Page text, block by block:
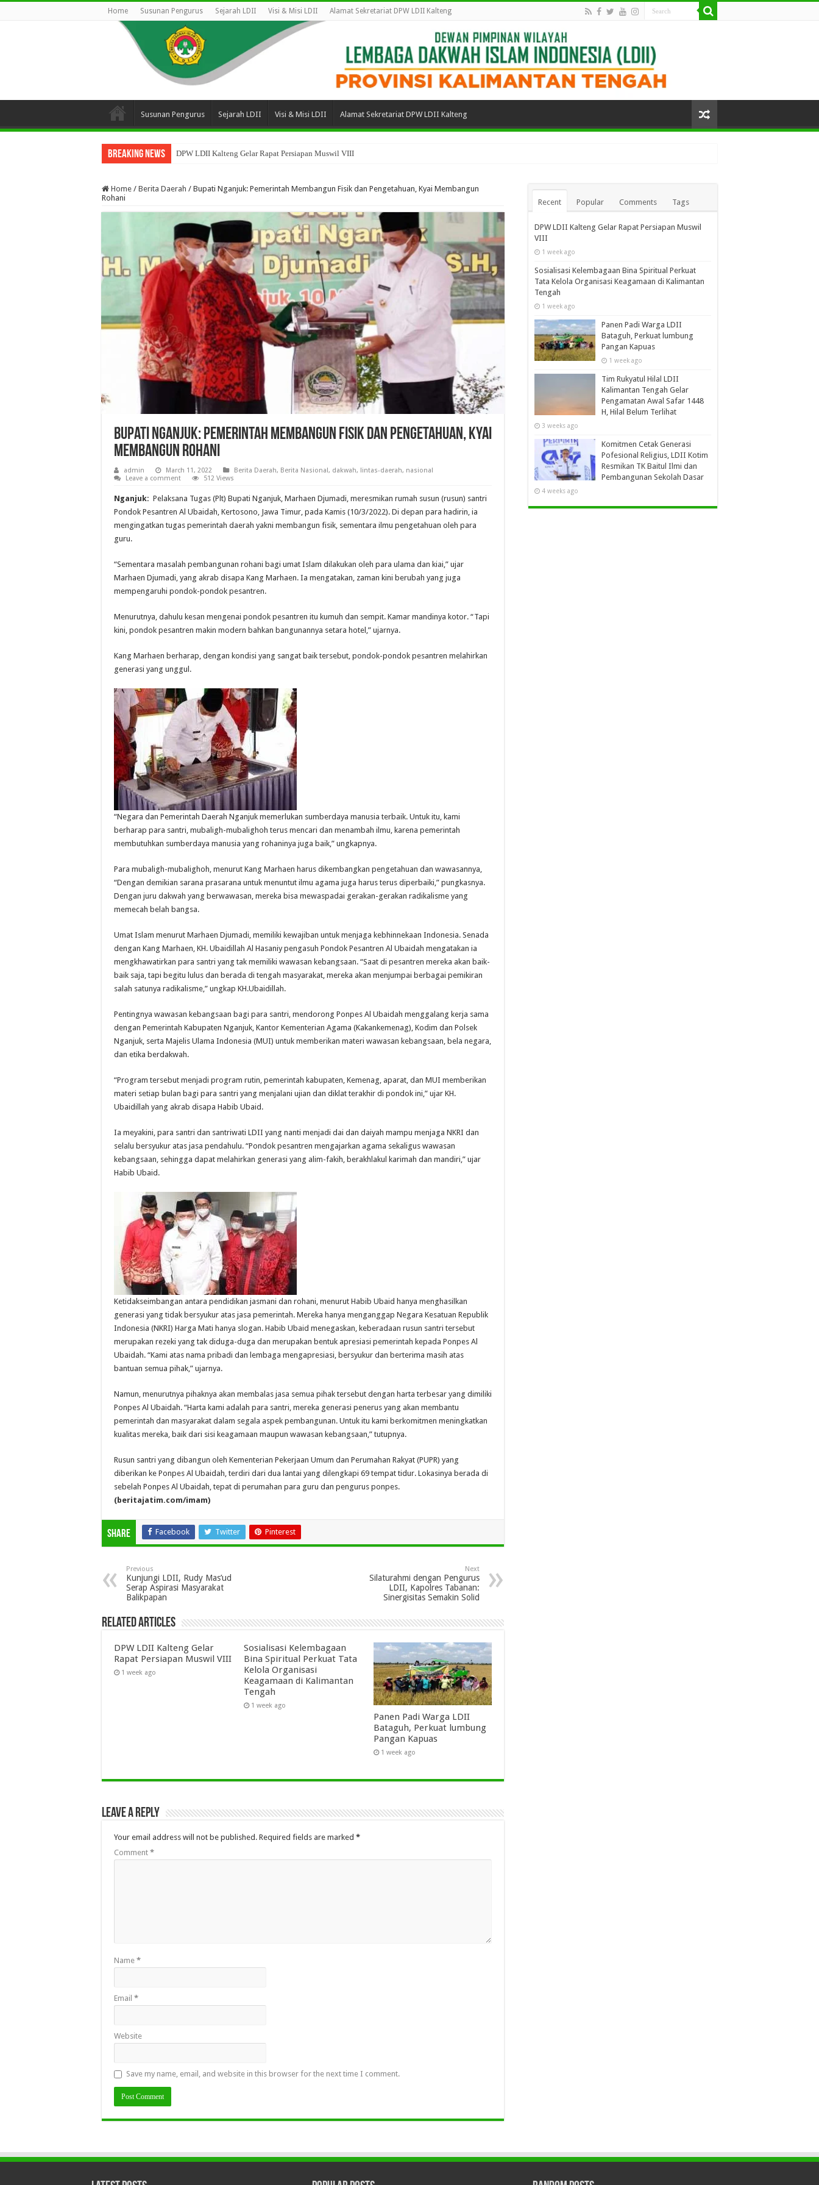
Home Susunan Pengurus Sejarah LDII Visi & Misi LDII Alamat Sekretariat DPW LDII Kalteng
Susunan Pengurus Sejarah LDII Visi & Misi LDII Alamat Sekretariat DPW LDII Kalteng
Breaking News DPW LDII Kalteng Gelar Rapat Persiapan Muswil VIII
Home / Berita Daerah / Bupati Nganjuk: Pemerintah Membangun Fisik dan Pengetahuan, Kyai Membangun
Rohani
Bupati Nganjuk: Pemerintah Membangun Fisik dan Pengetahuan, Kyai
Membangun Rohani
admin March 11, 2022 Berita Daerah, Berita Nasional, dakwah, lintas-daerah, nasional
Leave a comment
512 Views
Nganjuk: Pelaksana Tugas (Plt) Bupati Nganjuk, Marhaen Djumadi, meresmikan rumah susun (rusun) santri
Pondok Pesantren Al Ubaidah, Kertosono, Jawa Timur, pada Kamis (10/3/2022). Di depan para hadirin, ia
mengingatkan tugas pemerintah daerah yakni membangun fisik, sementara ilmu pengetahuan oleh para
guru.
“Sementara masalah pembangunan rohani bagi umat Islam dilakukan oleh para ulama dan kiai,” ujar
Marhaen Djumadi, yang akrab disapa Kang Marhaen. Ia mengatakan, zaman kini berubah yang juga
mempengaruhi pondok-pondok pesantren.
Menurutnya, dahulu kesan mengenai pondok pesantren itu kumuh dan sempit. Kamar mandinya kotor. “Tapi
kini, pondok pesantren makin modern bahkan bangunannya setara hotel,” ujarnya.
Kang Marhaen berharap, dengan kondisi yang sangat baik tersebut, pondok-pondok pesantren melahirkan
generasi yang unggul.
“Negara dan Pemerintah Daerah Nganjuk memerlukan sumberdaya manusia terbaik. Untuk itu, kami
berharap para santri, mubaligh-mubalighoh terus mencari dan menambah ilmu, karena pemerintah
membutuhkan sumberdaya manusia yang rohaninya juga baik,” ungkapnya.
Para mubaligh-mubalighoh, menurut Kang Marhaen harus dikembangkan pengetahuan dan wawasannya,
“Dengan demikian sarana prasarana untuk menuntut ilmu agama juga harus terus diperbaiki,” pungkasnya.
Dengan juru dakwah yang berwawasan, mereka bisa mewaspadai gerakan-gerakan radikalisme yang
memecah belah bangsa.
Umat Islam menurut Marhaen Djumadi, memiliki kewajiban untuk menjaga kebhinnekaan Indonesia. Senada
dengan Kang Marhaen, KH. Ubaidillah Al Hasaniy pengasuh Pondok Pesantren Al Ubaidah mengatakan ia
mengkhawatirkan para santri yang tak memiliki wawasan kebangsaan. “Saat di pesantren mereka akan baik-
baik saja, tapi begitu lulus dan berada di tengah masyarakat, mereka akan menjumpai berbagai pemikiran
salah satunya radikalisme,” ungkap KH.Ubaidillah.
Pentingnya wawasan kebangsaan bagi para santri, mendorong Ponpes Al Ubaidah menggalang kerja sama
dengan Pemerintah Kabupaten Nganjuk, Kantor Kementerian Agama (Kakankemenag), Kodim dan Polsek
Nganjuk, serta Majelis Ulama Indonesia (MUI) untuk memberikan materi wawasan kebangsaan, bela negara,
dan etika berdakwah.
“Program tersebut menjadi program rutin, pemerintah kabupaten, Kemenag, aparat, dan MUI memberikan
materi setiap bulan bagi para santri yang menjalani ujian dan diklat terakhir di pondok ini,” ujar KH.
Ubaidillah yang akrab disapa Habib Ubaid.
Ia meyakini, para santri dan santriwati LDII yang nanti menjadi dai dan daiyah mampu menjaga NKRI dan
selalu bersyukur atas jasa pendahulu. “Pondok pesantren mengajarkan agama sekaligus wawasan
kebangsaan, sehingga dapat melahirkan generasi yang alim-fakih, berakhlakul karimah dan mandiri,” ujar
Habib Ubaid.
Ketidakseimbangan antara pendidikan jasmani dan rohani, menurut Habib Ubaid hanya menghasilkan
generasi yang tidak bersyukur atas jasa pemerintah. Mereka hanya menganggap Negara Kesatuan Republik
Indonesia (NKRI) Harga Mati hanya slogan. Habib Ubaid menegaskan, keberadaan rusun santri tersebut
merupakan rezeki yang tak diduga-duga dan merupakan bentuk apresiasi pemerintah kepada Ponpes Al
Ubaidah. “Kami atas nama pribadi dan lembaga mengapresiasi, bersyukur dan berterima masih atas
bantuan semua pihak,” ujarnya.
Namun, menurutnya pihaknya akan membalas jasa semua pihak tersebut dengan harta terbesar yang dimiliki
Ponpes Al Ubaidah. “Harta kami adalah para santri, mereka generasi penerus yang akan membantu
pemerintah dan masyarakat dalam segala aspek pembangunan. Untuk itu kami berkomitmen meningkatkan
kualitas mereka, baik dari sisi keagamaan maupun wawasan kebangsaan,” tutupnya.
Rusun santri yang dibangun oleh Kementerian Pekerjaan Umum dan Perumahan Rakyat (PUPR) yang
diberikan ke Ponpes Al Ubaidah, terdiri dari dua lantai yang dilengkapi 69 tempat tidur. Lokasinya berada di
sebelah Ponpes Al Ubaidah, tepat di perumahan para guru dan pengurus ponpes.
(beritajatim.com/imam)
Share Facebook Twitter Pinterest
Previous
Kunjungi LDII, Rudy Mas’ud
Serap Aspirasi Masyarakat
Balikpapan
Next
Silaturahmi dengan Pengurus
LDII, Kapolres Tabanan:
Sinergisitas Semakin Solid
Related Articles
DPW LDII Kalteng Gelar
Rapat Persiapan Muswil VIII
1 week ago
Sosialisasi Kelembagaan
Bina Spiritual Perkuat Tata
Kelola Organisasi
Keagamaan di Kalimantan
Tengah
1 week ago
Panen Padi Warga LDII
Bataguh, Perkuat lumbung
Pangan Kapuas
1 week ago
Leave a Reply
Your email address will not be published. Required fields are marked *
Comment *
Name *
Email *
Website
Save my name, email, and website in this browser for the next time I comment.
Recent Popular Comments Tags
DPW LDII Kalteng Gelar Rapat Persiapan Muswil
VIII
1 week ago
Sosialisasi Kelembagaan Bina Spiritual Perkuat
Tata Kelola Organisasi Keagamaan di Kalimantan
Tengah
1 week ago
Panen Padi Warga LDII
Bataguh, Perkuat lumbung
Pangan Kapuas
1 week ago
Tim Rukyatul Hilal LDII
Kalimantan Tengah Gelar
Pengamatan Awal Safar 1448
H, Hilal Belum Terlihat
3 weeks ago
Komitmen Cetak Generasi
Pofesional Religius, LDII Kotim
Resmikan TK Baitul Ilmi dan
Pembangunan Sekolah Dasar
4 weeks ago